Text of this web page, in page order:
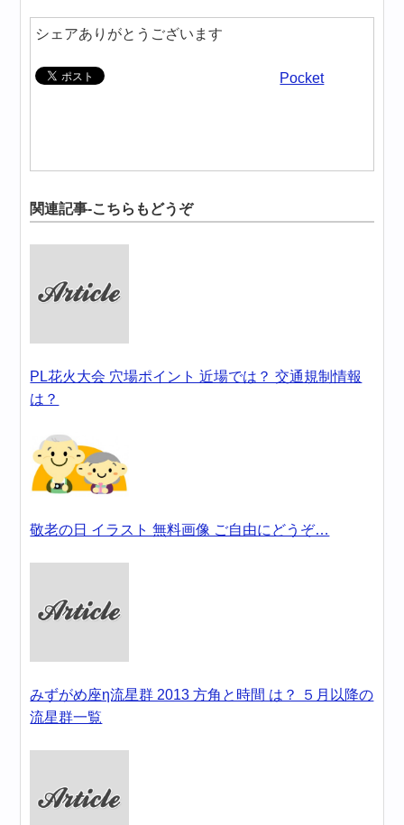
シェアありがとうございます
Pocket
関連記事-こちらもどうぞ
PL花火大会 穴場ポイント 近場では？ 交通規制情報
は？
敬老の日 イラスト 無料画像 ご自由にどうぞ…
みずがめ座η流星群 2013 方角と時間 は？ ５月以降の
流星群一覧